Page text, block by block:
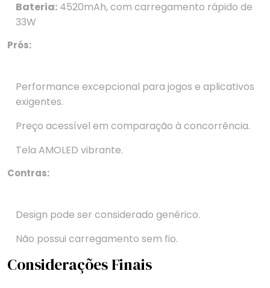
Bateria: 4520mAh, com carregamento rápido de
33W
Prós:
Performance excepcional para jogos e aplicativos
exigentes.
Preço acessível em comparação à concorrência.
Tela AMOLED vibrante.
Contras:
Design pode ser considerado genérico.
Não possui carregamento sem fio.
Considerações Finais